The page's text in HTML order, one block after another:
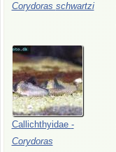
Corydoras schwartzi
Callichthyidae -
Corydoras